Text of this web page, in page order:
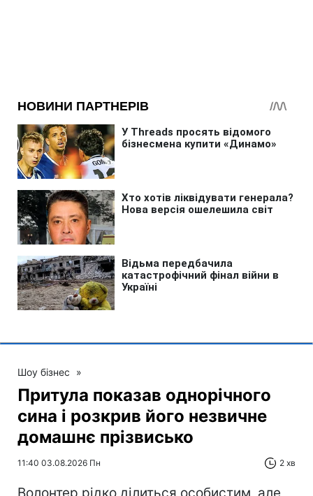
Шоу бізнес »
Притула показав однорічного
сина і розкрив його незвичне
домашнє прізвисько
11:40 03.08.2026 Пн 2 хв
Волонтер рідко ділиться особистим, але